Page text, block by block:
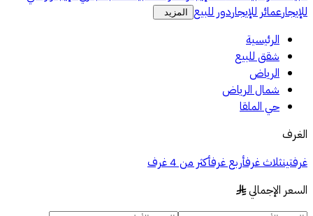
للإيجارعمائر للإيجاردور للبيع المزيد
الرئيسية
شقق للبيع
الرياض
شمال الرياض
حي الملقا
الغرف
غرفتينثلاث غرفأربع غرفأكثر من 4 غرف
السعر الإجمالي §